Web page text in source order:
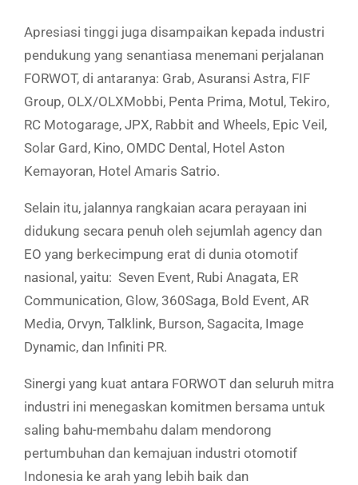
Apresiasi tinggi juga disampaikan kepada industri
pendukung yang senantiasa menemani perjalanan
FORWOT, di antaranya: Grab, Asuransi Astra, FIF
Group, OLX/OLXMobbi, Penta Prima, Motul, Tekiro,
RC Motogarage, JPX, Rabbit and Wheels, Epic Veil,
Solar Gard, Kino, OMDC Dental, Hotel Aston
Kemayoran, Hotel Amaris Satrio.
Selain itu, jalannya rangkaian acara perayaan ini
didukung secara penuh oleh sejumlah agency dan
EO yang berkecimpung erat di dunia otomotif
nasional, yaitu: Seven Event, Rubi Anagata, ER
Communication, Glow, 360Saga, Bold Event, AR
Media, Orvyn, Talklink, Burson, Sagacita, Image
Dynamic, dan Infiniti PR.
Sinergi yang kuat antara FORWOT dan seluruh mitra
industri ini menegaskan komitmen bersama untuk
saling bahu-membahu dalam mendorong
pertumbuhan dan kemajuan industri otomotif
Indonesia ke arah yang lebih baik dan